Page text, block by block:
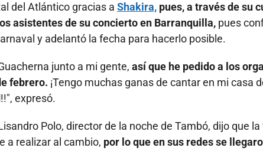
del Atlántico gracias a Shakira, pues, a través de su
asistentes de su concierto en Barranquilla, pues
y adelantó la fecha para hacerlo posible.
junto a mi gente, así que he pedido a los
febrero. ¡Tengo muchas ganas de cantar en mi casa
expresó.
Polo, director de la noche de Tambó, dijo que
a realizar al cambio, por lo que en sus redes se